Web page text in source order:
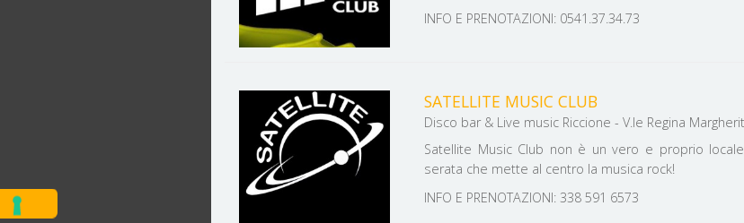
INFO E PRENOTAZIONI: 0541.37.34.73
SATELLITE MUSIC CLUB
Satellite Music Club non è un vero e proprio
serata che mette al centro la musica rock!
INFO E PRENOTAZIONI: 338 591 6573